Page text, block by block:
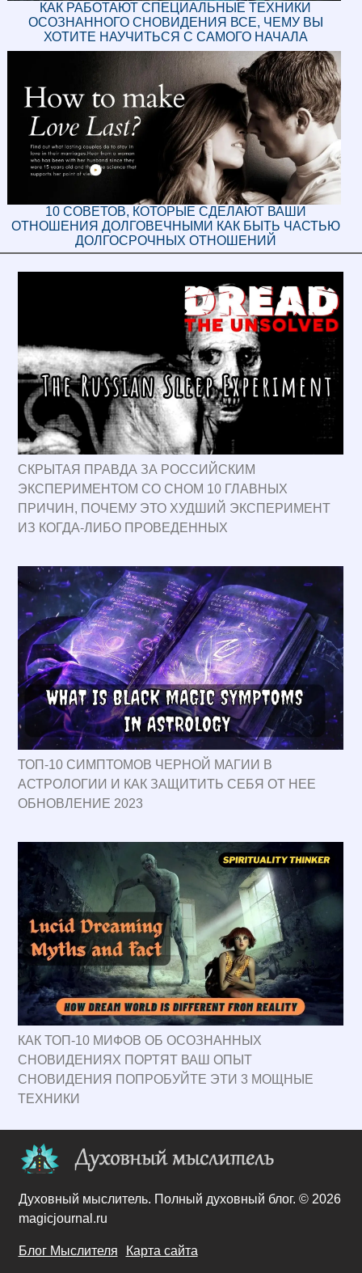
КАК РАБОТАЮТ СПЕЦИАЛЬНЫЕ ТЕХНИКИ
ОСОЗНАННОГО СНОВИДЕНИЯ ВСЕ, ЧЕМУ ВЫ
ХОТИТЕ НАУЧИТЬСЯ С САМОГО НАЧАЛА
10 СОВЕТОВ, КОТОРЫЕ СДЕЛАЮТ ВАШИ
ОТНОШЕНИЯ ДОЛГОВЕЧНЫМИ КАК БЫТЬ ЧАСТЬЮ
ДОЛГОСРОЧНЫХ ОТНОШЕНИЙ
СКРЫТАЯ ПРАВДА ЗА РОССИЙСКИМ
ЭКСПЕРИМЕНТОМ СО СНОМ 10 ГЛАВНЫХ
ПРИЧИН, ПОЧЕМУ ЭТО ХУДШИЙ ЭКСПЕРИМЕНТ
ИЗ КОГДА-ЛИБО ПРОВЕДЕННЫХ
ТОП-10 СИМПТОМОВ ЧЕРНОЙ МАГИИ В
АСТРОЛОГИИ И КАК ЗАЩИТИТЬ СЕБЯ ОТ НЕЕ
ОБНОВЛЕНИЕ 2023
КАК ТОП-10 МИФОВ ОБ ОСОЗНАННЫХ
СНОВИДЕНИЯХ ПОРТЯТ ВАШ ОПЫТ
СНОВИДЕНИЯ ПОПРОБУЙТЕ ЭТИ 3 МОЩНЫЕ
ТЕХНИКИ
Духовный мыслитель. Полный духовный блог. © 2026
magicjournal.ru
Блог Мыслителя Карта сайта